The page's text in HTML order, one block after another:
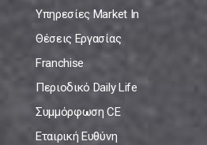
Υπηρεσίες Market In
Θέσεις Εργασίας
Franchise
Περιοδικό Daily Life
Συμμόρφωση CE
Εταιρική Ευθύνη